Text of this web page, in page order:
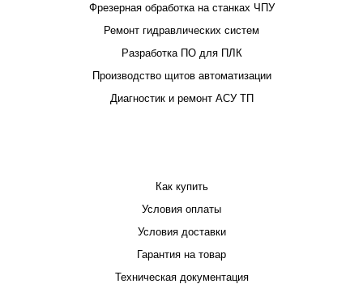
Фрезерная обработка на станках ЧПУ
Ремонт гидравлических систем
Разработка ПО для ПЛК
Производство щитов автоматизации
Диагностик и ремонт АСУ ТП
Как купить
Условия оплаты
Условия доставки
Гарантия на товар
Техническая документация